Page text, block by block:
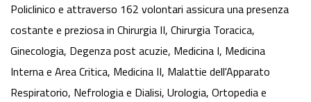
Policlinico e attraverso 162 volontari assicura una presenza
costante e preziosa in Chirurgia II, Chirurgia Toracica,
Ginecologia, Degenza post acuzie, Medicina I, Medicina
Interna e Area Critica, Medicina II, Malattie dell'Apparato
Respiratorio, Nefrologia e Dialisi, Urologia, Ortopedia e